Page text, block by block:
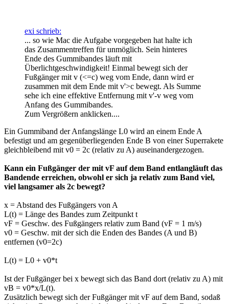
exi schrieb:
... so wie Mac die Aufgabe vorgegeben hat halte ich
das Zusammentreffen für unmöglich. Sein hinteres
Ende des Gummibandes läuft mit
Überlichtgeschwindigkeit! Einmal bewegt sich der
Fußgänger mit v (<=c) weg vom Ende, dann wird er
zusammen mit dem Ende mit v'>c bewegt. Als Summe
sehe ich eine effektive Entfernung mit v'-v weg vom
Anfang des Gummibandes.
Zum Vergrößern anklicken....
Ein Gummiband der Anfangslänge L0 wird an einem Ende A
befestigt und am gegenüberliegenden Ende B von einer Superrakete
gleichbleibend mit v0 = 2c (relativ zu A) auseinandergezogen.
Kann ein Fußgänger der mit vF auf dem Band entlangläuft das
Bandende erreichen, obwohl er sich ja relativ zum Band viel,
viel langsamer als 2c bewegt?
x = Abstand des Fußgängers von A
L(t) = Länge des Bandes zum Zeitpunkt t
vF = Geschw. des Fußgängers relativ zum Band (vF = 1 m/s)
v0 = Geschw. mit der sich die Enden des Bandes (A und B)
entfernen (v0=2c)
L(t) = L0 + v0*t
Ist der Fußgänger bei x bewegt sich das Band dort (relativ zu A) mit
vB = v0*x/L(t).
Zusätzlich bewegt sich der Fußgänger mit vF auf dem Band, sodaß